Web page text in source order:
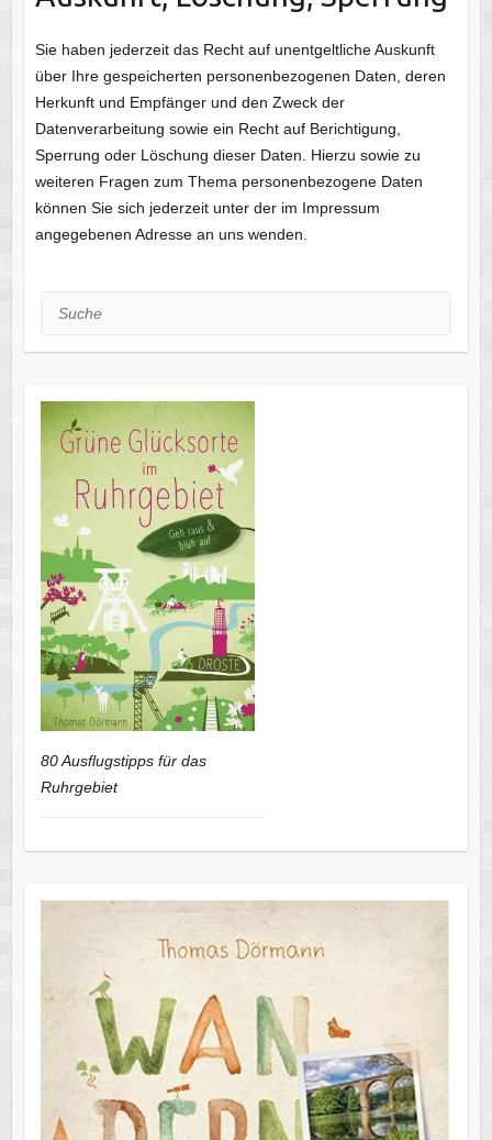
Sie haben jederzeit das Recht auf unentgeltliche Auskunft
über Ihre gespeicherten personenbezogenen Daten, deren
Herkunft und Empfänger und den Zweck der
Datenverarbeitung sowie ein Recht auf Berichtigung,
Sperrung oder Löschung dieser Daten. Hierzu sowie zu
weiteren Fragen zum Thema personenbezogene Daten
können Sie sich jederzeit unter der im Impressum
angegebenen Adresse an uns wenden.
Suche
80 Ausflugstipps für das
Ruhrgebiet